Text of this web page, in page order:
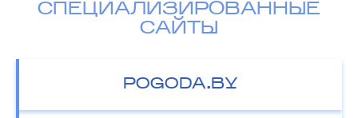
СПЕЦИАЛИЗИРОВАННЫЕ
САЙТЫ
POGODA.BY